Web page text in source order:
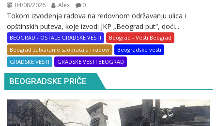
04/08/2026 Alex 0
Tokom izvođenja radova na redovnom održavanju ulica i
opštinskih puteva, koje izvodi JKP „Beograd put“, doći...
BEOGRAD - OSTALE GRADSKE VESTI
Beograd - Vesti Beograd
Beograd zatvaranje saobraćaja i radovi
Beogradske vesti
GRADSKE VESTI
GRADSKE VESTI BEOGRAD
BEOGRADSKE PRIČE